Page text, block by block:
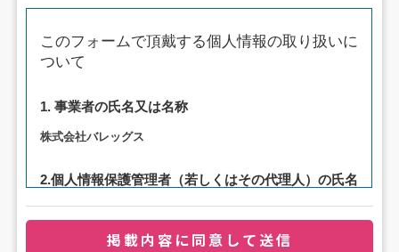
このフォームで頂戴する個人情報の取り扱いに
ついて
1. 事業者の氏名又は名称
株式会社バレッグス
2.個人情報保護管理者（若しくはその代理人）の氏名
連絡先：privacy@balleggs.co.jp